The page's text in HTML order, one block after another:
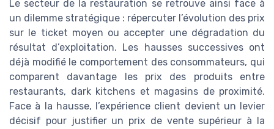
Le secteur de la restauration se retrouve ainsi face à
un dilemme stratégique : répercuter l’évolution des prix
sur le ticket moyen ou accepter une dégradation du
résultat d’exploitation. Les hausses successives ont
déjà modifié le comportement des consommateurs, qui
comparent davantage les prix des produits entre
restaurants, dark kitchens et magasins de proximité.
Face à la hausse, l’expérience client devient un levier
décisif pour justifier un prix de vente supérieur à la